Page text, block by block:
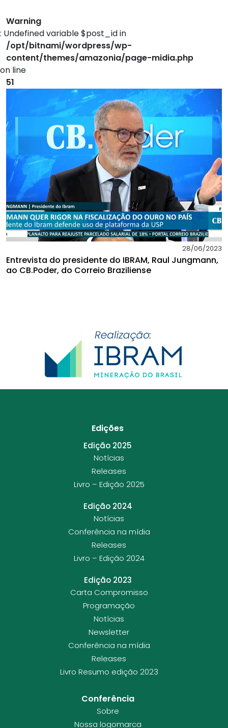
Warning
: Undefined variable $post_id in
/opt/bitnami/wordpress/wp-
content/themes/amazonia/page-midia.php
on line
51
28/06/2023
Entrevista do presidente do IBRAM, Raul Jungmann,
ao CB.Poder, do Correio Braziliense
Edições
Edição 2025
Notícias
Releases
Livro – Edição 2025
Edição 2024
Notícias
Conferência na mídia
Releases
Livro – Edição 2024
Edição 2023
Carta Compromisso
Programação
Notícias
Newsletter
Conferência na mídia
Releases
Livro Resumo edição 2023
Conferência
Sobre
Nossa logomarca